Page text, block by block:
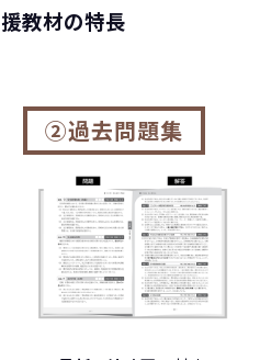
教材の特長
②過去問題集